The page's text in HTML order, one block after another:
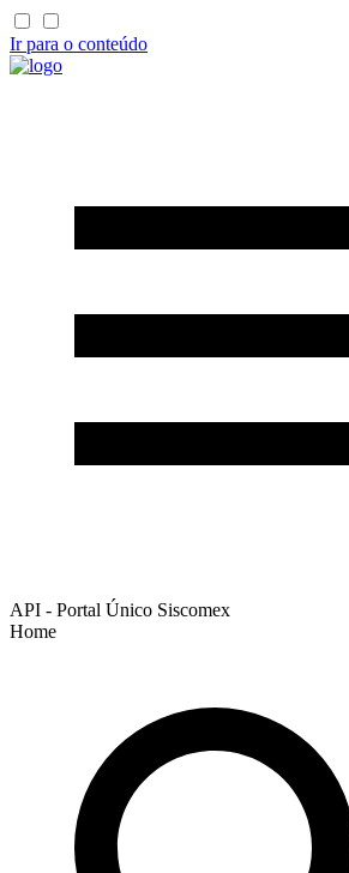
Ir para o conteúdo
API - Portal Único Siscomex
Home